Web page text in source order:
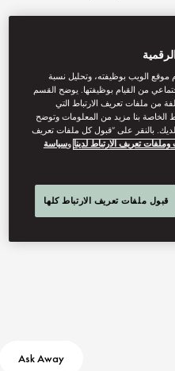
Ask Away
الويب بوظيفته، وتحليل نسبة
من القيام بوظيفتها. يوضح القسم
من ملفات تعريف الارتباط التي
الخاصة بنا مزيد من المعلومات وتوضح
بالنقر على “قبول كل ملفات تعريف
تعريف الارتباط لدينا وسياسة
قبول ملفات تعريف الارتباط كلها